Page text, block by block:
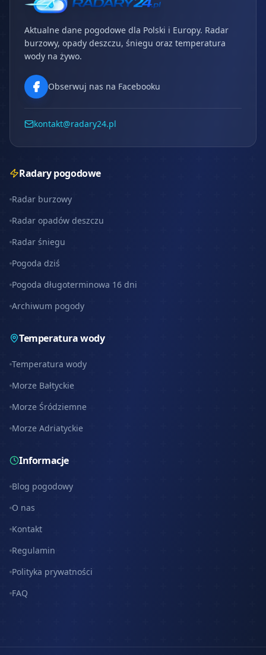
Aktualne dane pogodowe dla Polski i Europy. Radar
burzowy, opady deszczu, śniegu oraz temperatura
wody na żywo.
Obserwuj nas na Facebooku
kontakt@radary24.pl
Radary pogodowe
Radar burzowy
Radar opadów deszczu
Radar śniegu
Pogoda dziś
Pogoda długoterminowa 16 dni
Archiwum pogody
Temperatura wody
Temperatura wody
Morze Bałtyckie
Morze Śródziemne
Morze Adriatyckie
Informacje
Blog pogodowy
O nas
Kontakt
Regulamin
Polityka prywatności
FAQ